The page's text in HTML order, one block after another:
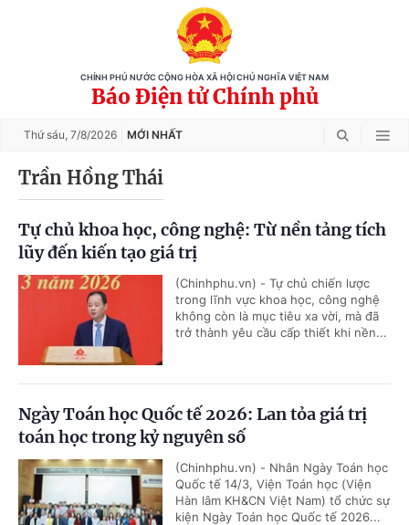
CHÍNH PHỦ NƯỚC CỘNG HÒA XÃ HỘI CHỦ NGHĨA VIỆT NAM
Báo Điện tử Chính phủ
Thứ sáu, 7/8/2026 MỚI NHẤT
Trần Hồng Thái
Tự chủ khoa học, công nghệ: Từ nền tảng tích
lũy đến kiến tạo giá trị
(Chinhphu.vn) - Tự chủ chiến lược
trong lĩnh vực khoa học, công nghệ
không còn là mục tiêu xa vời, mà đã
trở thành yêu cầu cấp thiết khi nền...
Ngày Toán học Quốc tế 2026: Lan tỏa giá trị
toán học trong kỷ nguyên số
(Chinhphu.vn) - Nhân Ngày Toán học
Quốc tế 14/3, Viện Toán học (Viện
Hàn lâm KH&CN Việt Nam) tổ chức sự
kiện Ngày Toán học Quốc tế 2026...